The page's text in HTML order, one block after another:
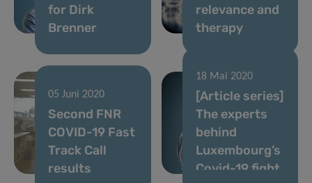
for Dirk
Brenner
relevance and
therapy
05 Juni 2020
Second FNR
COVID-19 Fast
Track Call
results
18 Mai 2020
[Article series]
The experts
behind
Luxembourg’s
Covid-19 fight